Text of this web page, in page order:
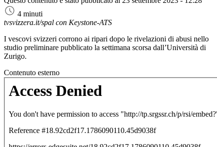
4 minuti
tvsvizzera.it/spal con Keystone-ATS
I vescovi svizzeri corrono ai ripari dopo le rivelazioni di abusi nello
studio preliminare pubblicato la settimana scorsa dall’Università di
Zurigo.
Contenuto esterno